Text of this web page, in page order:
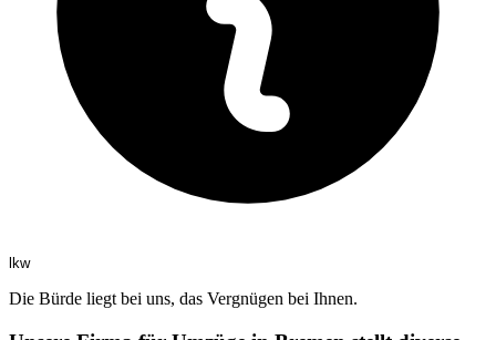
lkw
Die Bürde liegt bei uns, das Vergnügen bei Ihnen.